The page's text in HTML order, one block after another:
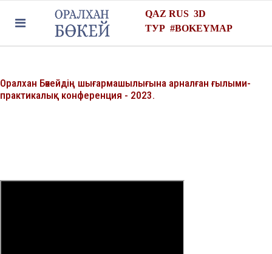
QAZ RUS 3D
ТУР #BOKEYMAP
Оралхан Бөкейдің шығармашылығына арналған ғылыми-
практикалық конференция - 2023.